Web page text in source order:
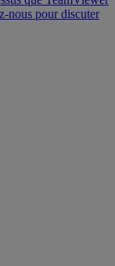
nous pour discuter